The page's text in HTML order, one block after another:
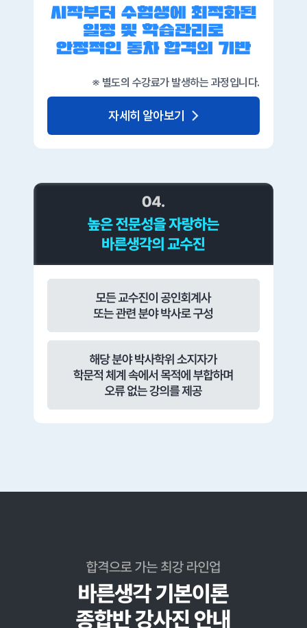
※ 별도의 수강료가 발생하는 과정입니다.
자세히 알아보기